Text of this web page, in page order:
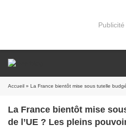
Publicité
Accueil » La France bientôt mise sous tutelle budgétaire de l’UE ? Les
La France bientôt mise
de l’UE ? Les pleins pouvoirs art. 16, un coup